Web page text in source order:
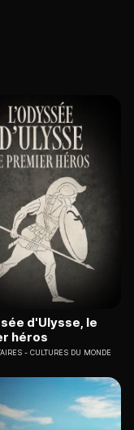
d'Ulysse, le
héros
CULTURES DU MONDE